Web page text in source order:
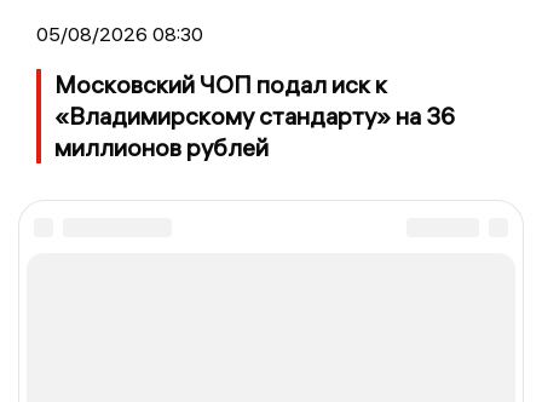
05/08/2026 08:30
Московский ЧОП подал иск к
«Владимирскому стандарту» на 36
миллионов рублей